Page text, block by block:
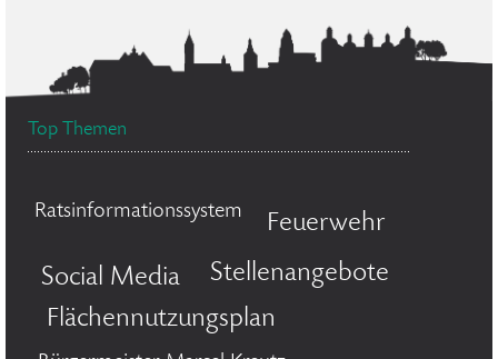
Top Themen
Ratsinformationssystem
Feuerwehr
Social Media
Stellenangebote
Flächennutzungsplan